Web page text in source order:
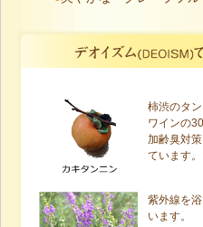
柿渋のタ
ワインの
加齢臭対
ています。
紫外線を
います。